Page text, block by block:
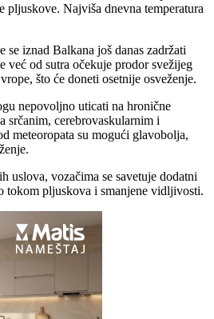
pljuskove. Najviša dnevna temperatura
iznad Balkana još danas zadržati
već od sutra očekuje prodor svežijeg
što će doneti osetnije osveženje.
nepovoljno uticati na hronične
srčanim, cerebrovaskularnim i
meteoropata su mogući glavobolja,
uslova, vozačima se savetuje dodatni
tokom pljuskova i smanjene vidljivosti.